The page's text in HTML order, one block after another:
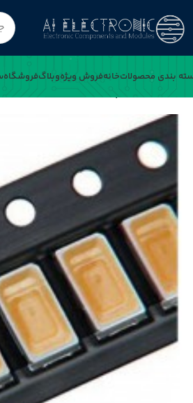
بندی محصولاتخانهفروش ویژهوبلاگفروشگاه